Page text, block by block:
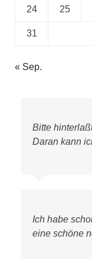
24 25
31
« Sep.
Bitte
Daran kann
Ich habe
eine schöne